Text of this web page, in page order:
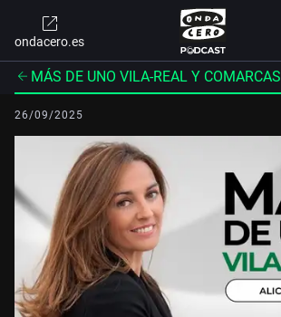
ondacero.es
MÁS DE UNO VILA-REAL Y COMARCAS
26/09/2025